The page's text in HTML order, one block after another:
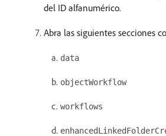
del ID alfanumérico.
Abra las siguientes secciones
data
objectWorkflow
workflows